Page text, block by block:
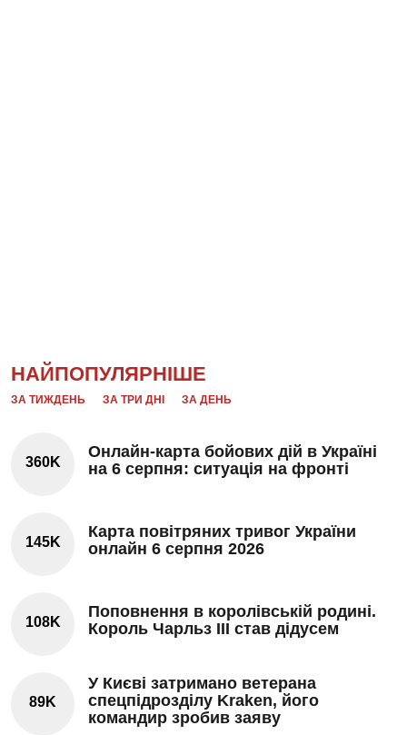
НАЙПОПУЛЯРНІШЕ
ЗА ТИЖДЕНЬ ЗА ТРИ ДНІ ЗА ДЕНЬ
360K
Онлайн-карта бойових дій в Україні
на 6 серпня: ситуація на фронті
145K
Карта повітряних тривог України
онлайн 6 серпня 2026
108K
Поповнення в королівській родині.
Король Чарльз III став дідусем
89K
У Києві затримано ветерана
спецпідрозділу Kraken, його
командир зробив заяву